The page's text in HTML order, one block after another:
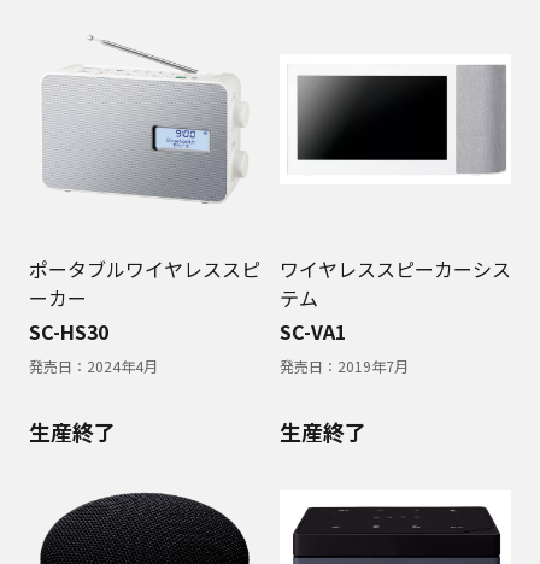
ポータブルワイヤレススピ
ーカー
SC-HS30
発売日： 2024年4月
ワイヤレススピーカーシス
テム
SC-VA1
発売日： 2019年7月
生産終了 生産終了